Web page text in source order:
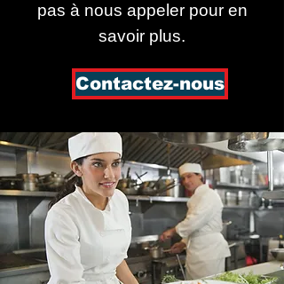
pas à nous appeler pour en
savoir plus.
Contactez-nous